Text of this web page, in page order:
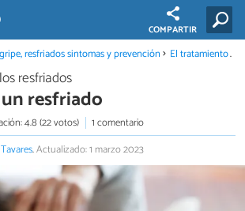
COMPARTIR
resfriados sintomas y prevención El tratamiento de los resfriados
resfriados
resfriado
4.8 (22 votos)
1 comentario
.Actualizado: 1 marzo 2023